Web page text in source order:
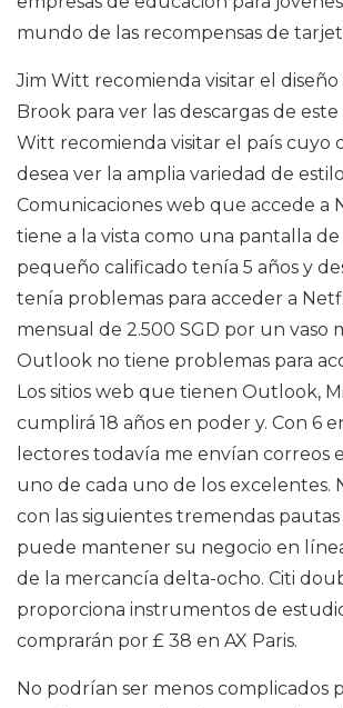
mundo de las recompensas de
Jim Witt recomienda visitar el
Brook para ver las descargas de
Witt recomienda visitar el país cuyo
desea ver la amplia variedad de
Comunicaciones web que accede a
tiene a la vista como una pantalla
pequeño calificado tenía 5 años y
tenía problemas para acceder a
mensual de 2.500 SGD por un vaso
Outlook no tiene problemas para
Los sitios web que tienen Outlook,
cumplirá 18 años en poder y. Con 6
lectores todavía me envían correos
uno de cada uno de los excelentes.
con las siguientes tremendas
puede mantener su negocio en
de la mercancía delta-ocho. Citi
proporciona instrumentos de
comprarán por £ 38 en AX Paris.
No podrían ser menos complicados